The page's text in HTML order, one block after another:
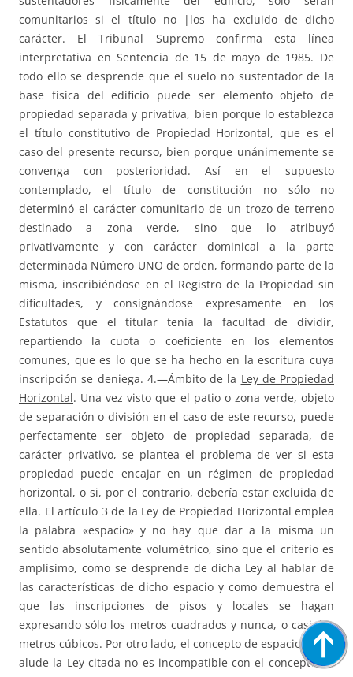
comunitarios si el título no |los ha excluido de dicho
carácter. El Tribunal Supremo confirma esta línea
interpretativa en Sentencia de 15 de mayo de 1985. De
todo ello se desprende que el suelo no sustentador de la
base física del edificio puede ser elemento objeto de
propiedad separada y privativa, bien porque lo establezca
el título constitutivo de Propiedad Horizontal, que es el
caso del presente recurso, bien porque unánimemente se
convenga con posterioridad. Así en el supuesto
contemplado, el título de constitución no sólo no
determinó el carácter comunitario de un trozo de terreno
destinado a zona verde, sino que lo atribuyó
privativamente y con carácter dominical a la parte
determinada Número UNO de orden, formando parte de la
misma, inscribiéndose en el Registro de la Propiedad sin
dificultades, y consignándose expresamente en los
Estatutos que el titular tenía la facultad de dividir,
repartiendo la cuota o coeficiente en los elementos
comunes, que es lo que se ha hecho en la escritura cuya
inscripción se deniega. 4.—Ámbito de la Ley de Propiedad
Horizontal. Una vez visto que el patio o zona verde, objeto
de separación o división en el caso de este recurso, puede
perfectamente ser objeto de propiedad separada, de
carácter privativo, se plantea el problema de ver si esta
propiedad puede encajar en un régimen de propiedad
horizontal, o si, por el contrario, debería estar excluida de
ella. El artículo 3 de la Ley de Propiedad Horizontal emplea
la palabra «espacio» y no hay que dar a la misma un
sentido absolutamente volumétrico, sino que el criterio es
amplísimo, como se desprende de dicha Ley al hablar de
las características de dicho espacio y como demuestra el
que las inscripciones de pisos y locales se hagan
expresando sólo los metros cuadrados y nunca, o casi, los
metros cúbicos. Por otro lado, el concepto de espacio a que
alude la Ley citada no es incompatible con el concepto de